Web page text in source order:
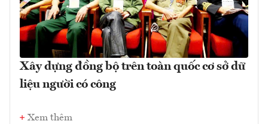
Xây dựng đồng bộ trên toàn quốc cơ sở dữ
liệu người có công
Xem thêm